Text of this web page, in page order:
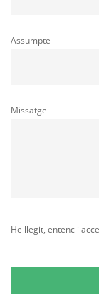
Assumpte
Missatge
He llegit, entenc i